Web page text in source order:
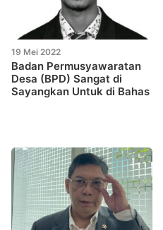
19 Mei 2022
Badan Permusyawaratan
Desa (BPD) Sangat di
Sayangkan Untuk di Bahas